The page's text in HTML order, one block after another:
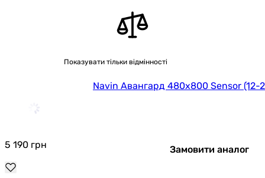
Показувати тільки відмінності
Navin Авангард 480х800 Sensor
5 190 грн Замовити аналог